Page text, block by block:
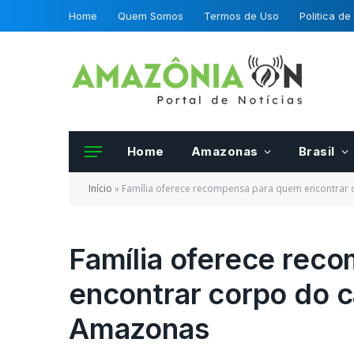
Home Quem Somos Termos de Uso Politica de
Home Amazonas Brasil
Início » Família oferece recompensa para quem
Família oferece
encontrar corpo do
Amazonas
Frutas e hortalias
da OCDE podero ser